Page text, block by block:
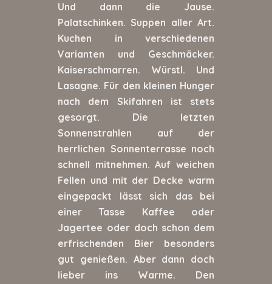
Und dann die Jause.
Palatschinken. Suppen aller Art.
Kuchen in verschiedenen
Varianten und Geschmäcker.
Kaiserschmarren. Würstl. Und
Lasagne. Für den kleinen Hunger
nach dem Skifahren ist stets
gesorgt. Die letzten
Sonnenstrahlen auf der
herrlichen Sonnenterrasse noch
schnell mitnehmen. Auf weichen
Fellen und mit der Decke warm
eingepackt lässt sich das bei
einer Tasse Kaffee oder
Jagertee oder doch schon dem
erfrischenden Bier besonders
gut genießen. Aber dann doch
lieber ins Warme. Den